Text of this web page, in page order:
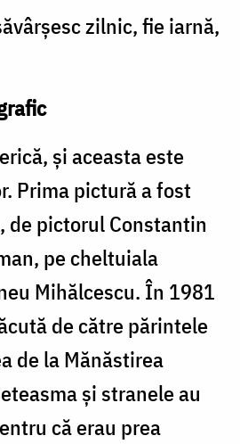
zilnic, fie iarnă,
şi aceasta este
Prima pictură a fost
de pictorul Constantin
pe cheltuiala
Mihălcescu. În 1981
de către părintele
de la Mănăstirea
şi stranele au
că erau prea